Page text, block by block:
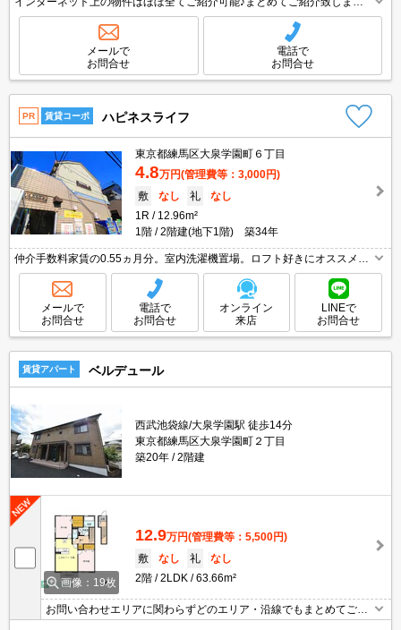
お気軽にお問合せください！お部屋探しはタウンハウジングまで☆新着情
メールで
お問合せ
電話で
お問合せ
PR 賃貸コーポ ハピネスライフ
東京都練馬区大泉学園町６丁目
4.8万円(管理費等：3,000円)
敷
なし 礼
なし
1R
12.96m²
1階
2階建(地下1階) 築34年
仲介手数料家賃の0.55ヵ月分。室内洗濯機置場。ロフト好きにオススメ。
退去時の清掃費実費。コンビニへ徒歩9分(720m)。スーパーへ徒歩8分(60
メールで
お問合せ
電話で
お問合せ
オンライン
来店
LINEで
お問合せ
賃貸アパート ベルデュール
西武池袋線/大泉学園駅 徒歩14分
東京都練馬区大泉学園町２丁目
築20年
2階建
画像：19枚
12.9万円(管理費等：5,500円)
敷
なし 礼
なし
2階
2LDK 63.66m²
お問い合わせエリアに関わらずどのエリア・沿線でもまとめてご紹
介可能です！！迷われている場合はますご相談くださいませ。